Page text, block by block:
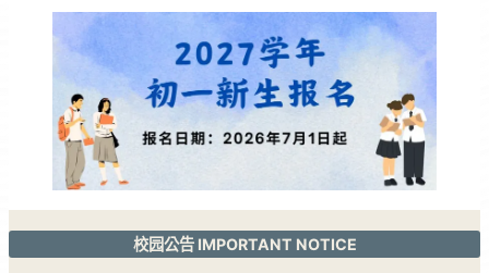
校园公告 IMPORTANT NOTICE